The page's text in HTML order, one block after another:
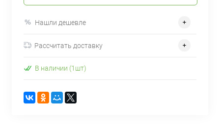
Нашли дешевле
Рассчитать доставку
В наличии (1шт)